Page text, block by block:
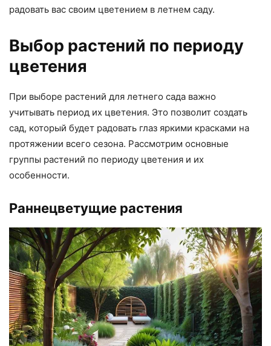
радовать вас своим цветением в летнем саду.
Выбор растений по периоду
цветения
При выборе растений для летнего сада важно
учитывать период их цветения. Это позволит создать
сад, который будет радовать глаз яркими красками на
протяжении всего сезона. Рассмотрим основные
группы растений по периоду цветения и их
особенности.
Раннецветущие растения